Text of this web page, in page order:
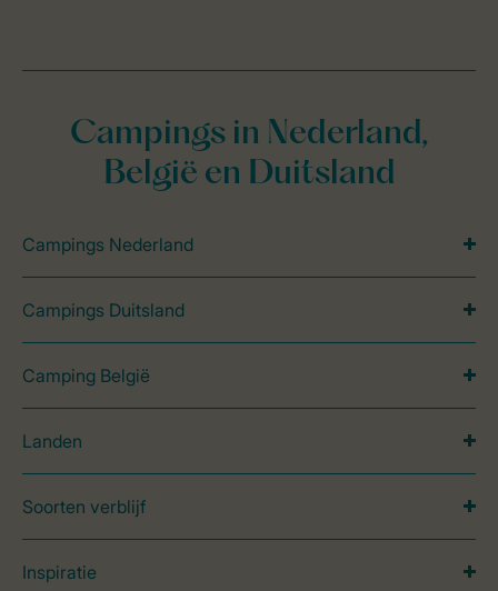
Campings in Nederland,
België en Duitsland
Campings Nederland
Campings Duitsland
Camping België
Landen
Soorten verblijf
Inspiratie